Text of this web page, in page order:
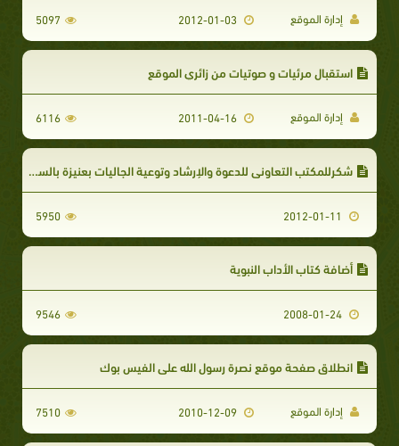
إدارة الموقع 2012-01-03
5097
استقبال مرئيات و صوتيات من زائري الموقع
إدارة الموقع 2011-04-16
6116
شكرللمكتب التعاوني للدعوة والإرشاد وتوعية الجاليات بعنيزة بالسعودية‏
5950
أضافة كتاب الأداب النبوية
9546
انطلاق صفحة موقع نصرة رسول الله علي الفيس بوك
إدارة الموقع 2010-12-09
7510